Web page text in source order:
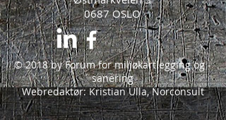
0687 OSLO
© 2018 by Forum for miljøkartlegging og -
sanering
Webredaktør: Kristian Ulla, Norconsult